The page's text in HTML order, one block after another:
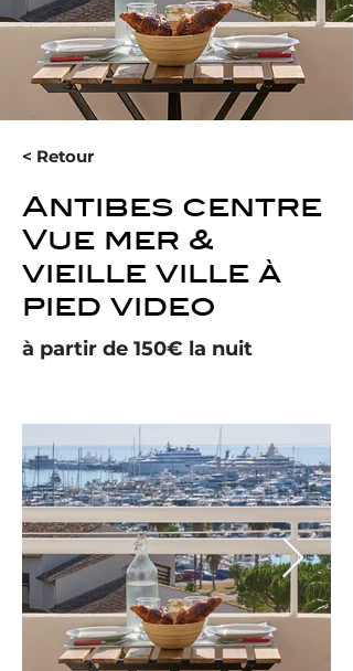
< Retour
Antibes centre
Vue mer &
vieille ville à
pied video
à partir de 150€ la nuit